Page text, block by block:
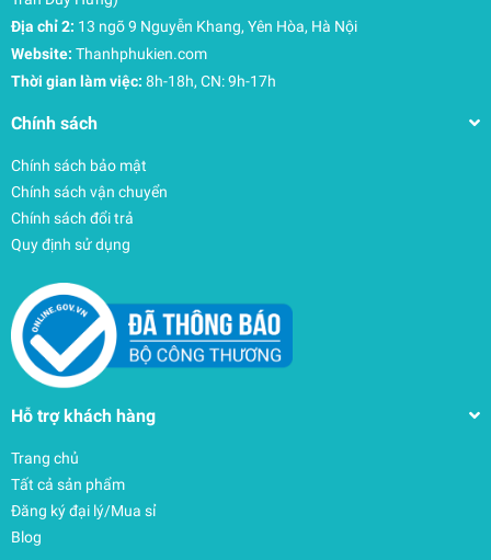
Địa chỉ 2: 13 ngõ 9 Nguyễn Khang, Yên Hòa, Hà Nội
Website: Thanhphukien.com
Thời gian làm việc: 8h-18h, CN: 9h-17h
Chính sách
Chính sách bảo mật
Chính sách vận chuyển
Chính sách đổi trả
Quy định sử dụng
Hỗ trợ khách hàng
Trang chủ
Tất cả sản phẩm
Đăng ký đại lý/Mua sỉ
Blog